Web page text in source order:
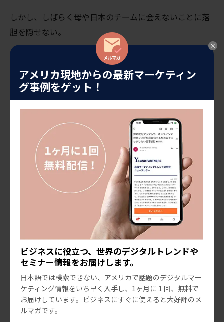
アメリカ現地からの最新マーケティン
グ事例をゲット！
ビジネスに役立つ、世界のデジタルトレンドや
セミナー情報をお届けします。
日本語では検索できない、アメリカで話題のデジタルマー
ケティング情報をいち早く入手し、1ヶ月に１回、無料で
お届けしています。ビジネスにすぐに使えると大好評のメ
ルマガです。
しかし、しばらく母や日本のチームに会えないことに落
胆を隠せない。
社長の「のぶログ」 2021.11.12
妻が（アメリカで）3回目のブース
ターショットを打った。
妻が新型コロナワクチンの3回目接
種（ファイザー社製）を受けた。
の時点で）2回目接種から6ヶ月以
上経過する者で、65歳以上もしく
は65歳以下でも幾つかの条件が合
えば打つことができる。 オンラ
社長の「のぶログ」 2021.12.17
え、コロナ禍に売上を伸ばしたレ
ストランがある？
私たちのオフィスがあるのは、ア
メリカのカリフォルニア州アーバ
イン市。 全米でもっとも安全なシ
ティに毎年選ばれるくらい住みや
すい土地である。 アジア系住民の
比率が高く、アメリカに進出して
[…]
米国マーケティングトレンド研究会
2021.05.26
SNSマーケティング：新型コロナ
ワクチンをめぐるフェイクニュー
ス。このことからブランドが学べ
ること。
アメリカでは、新型コロナウイル
スのワクチン接種がスタートし、
もうすぐ半年になります。2021年5
月5日の時点で32％ものアメリカ成